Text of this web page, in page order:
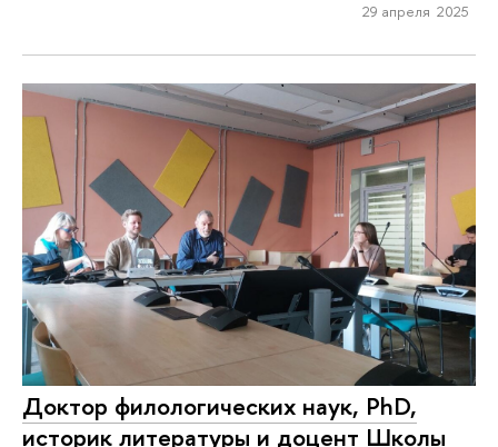
29 апреля 2025
Доктор филологических наук, PhD,
историк литературы и доцент Школы